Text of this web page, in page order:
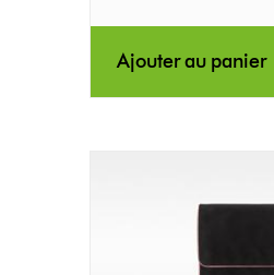
Ajouter au panier